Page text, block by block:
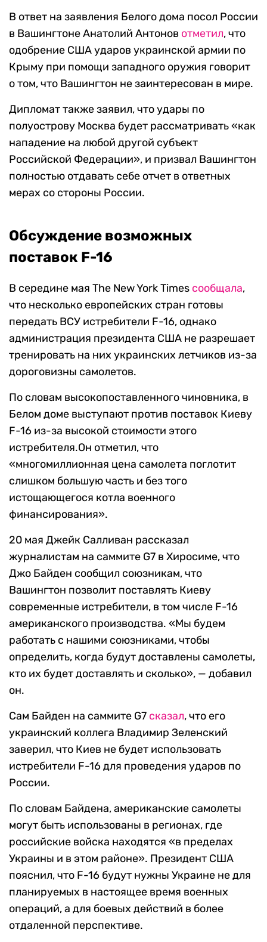
В ответ на заявления Белого дома посол России
в Вашингтоне Анатолий Антонов отметил, что
одобрение США ударов украинской армии по
Крыму при помощи западного оружия говорит
о том, что Вашингтон не заинтересован в мире.
Дипломат также заявил, что удары по
полуострову Москва будет рассматривать «как
нападение на любой другой субъект
Российской Федерации», и призвал Вашингтон
полностью отдавать себе отчет в ответных
мерах со стороны России.
Обсуждение возможных
поставок F-16
В середине мая The New York Times сообщала,
что несколько европейских стран готовы
передать ВСУ истребители F-16, однако
администрация президента США не разрешает
тренировать на них украинских летчиков из-за
дороговизны самолетов.
По словам высокопоставленного чиновника, в
Белом доме выступают против поставок Киеву
F-16 из-за высокой стоимости этого
истребителя.Он отметил, что
«многомиллионная цена самолета поглотит
слишком большую часть и без того
истощающегося котла военного
финансирования».
20 мая Джейк Салливан рассказал
журналистам на саммите G7 в Хиросиме, что
Джо Байден сообщил союзникам, что
Вашингтон позволит поставлять Киеву
современные истребители, в том числе F-16
американского производства. «Мы будем
работать с нашими союзниками, чтобы
определить, когда будут доставлены самолеты,
кто их будет доставлять и сколько», — добавил
он.
Сам Байден на саммите G7 сказал, что его
украинский коллега Владимир Зеленский
заверил, что Киев не будет использовать
истребители F-16 для проведения ударов по
России.
По словам Байдена, американские самолеты
могут быть использованы в регионах, где
российские войска находятся «в пределах
Украины и в этом районе». Президент США
пояснил, что F-16 будут нужны Украине не для
планируемых в настоящее время военных
операций, а для боевых действий в более
отдаленной перспективе.